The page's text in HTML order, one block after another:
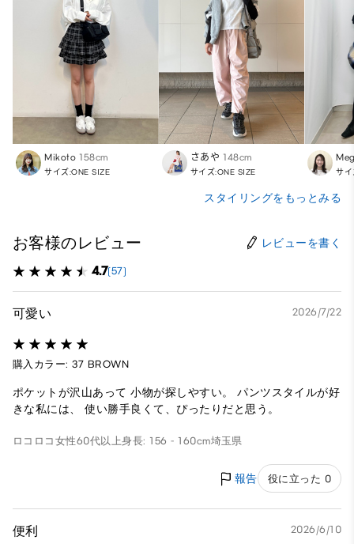
Mikoto 158cm
サイズ:ONE SIZE
さあや 148cm
サイズ:ONE SIZE サ
スタイリングをもっとみる
お客様のレビュー レビューを書く
4.7(57)
可愛い 2026/7/22
購入カラー: 37 BROWN
ポケットが沢山あって 小物が探しやすい。 パンツスタイルが好
きな私には、 使い勝手良くて、ぴったりだと思う。
ロコロコ 女性60代以上身長: 156 - 160cm埼玉県
報告 役に立った 0
便利 2026/6/10